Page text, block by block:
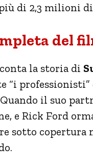
di 2,3 milioni di
del
la storia di
“i
il suo
e Rick Ford
sotto